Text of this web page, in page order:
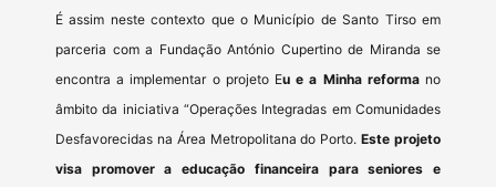
É assim neste contexto que o Município de Santo Tirso em
parceria com a Fundação António Cupertino de Miranda se
encontra a implementar o projeto Eu e a Minha reformano
âmbito da iniciativa “Operações Integradas em Comunidades
Desfavorecidas na Área Metropolitana do Porto.Este projeto
visa promover a educação financeira para seniores e